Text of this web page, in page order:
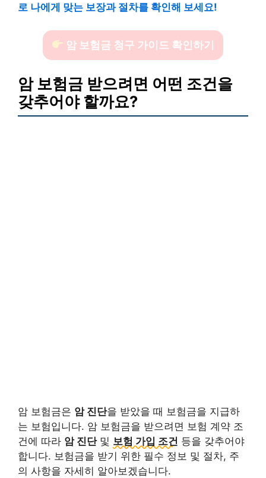
로 나에게 맞는 보장과 절차를 확인해 보세요!
암 보험금 청구 가이드 확인하기
암 보험금 받으려면 어떤 조건을
갖추어야 할까요?
암 보험금은 암 진단을 받았을 때 보험금을 지급하
는 보험입니다. 암 보험금을 받으려면 보험 계약 조
건에 따라 암 진단및 보험 가입 조건 등을 갖추어야
합니다. 보험금을 받기 위한 필수 정보 및 절차, 주
의 사항을 자세히 알아보겠습니다.